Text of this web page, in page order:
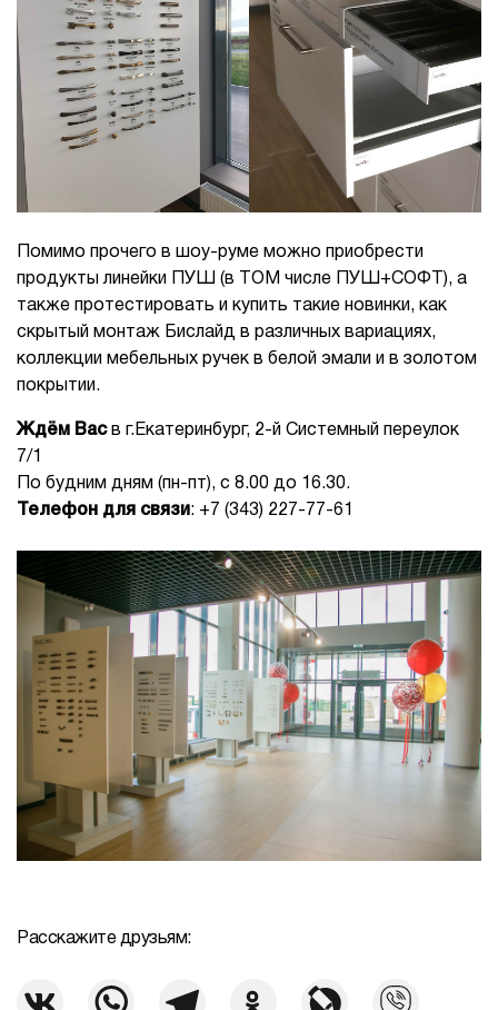
Помимо прочего в шоу-руме можно приобрести
продукты линейки ПУШ (в ТОМ числе ПУШ+СОФТ), а
также протестировать и купить такие новинки, как
скрытый монтаж Бислайд в различных вариациях,
коллекции мебельных ручек в белой эмали и в золотом
покрытии.
Ждём Васв г.Екатеринбург, 2-й Системный переулок
7/1
По будним дням (пн-пт), с 8.00 до 16.30.
Телефон для связи : +7 (343) 227-77-61
Расскажите друзьям: